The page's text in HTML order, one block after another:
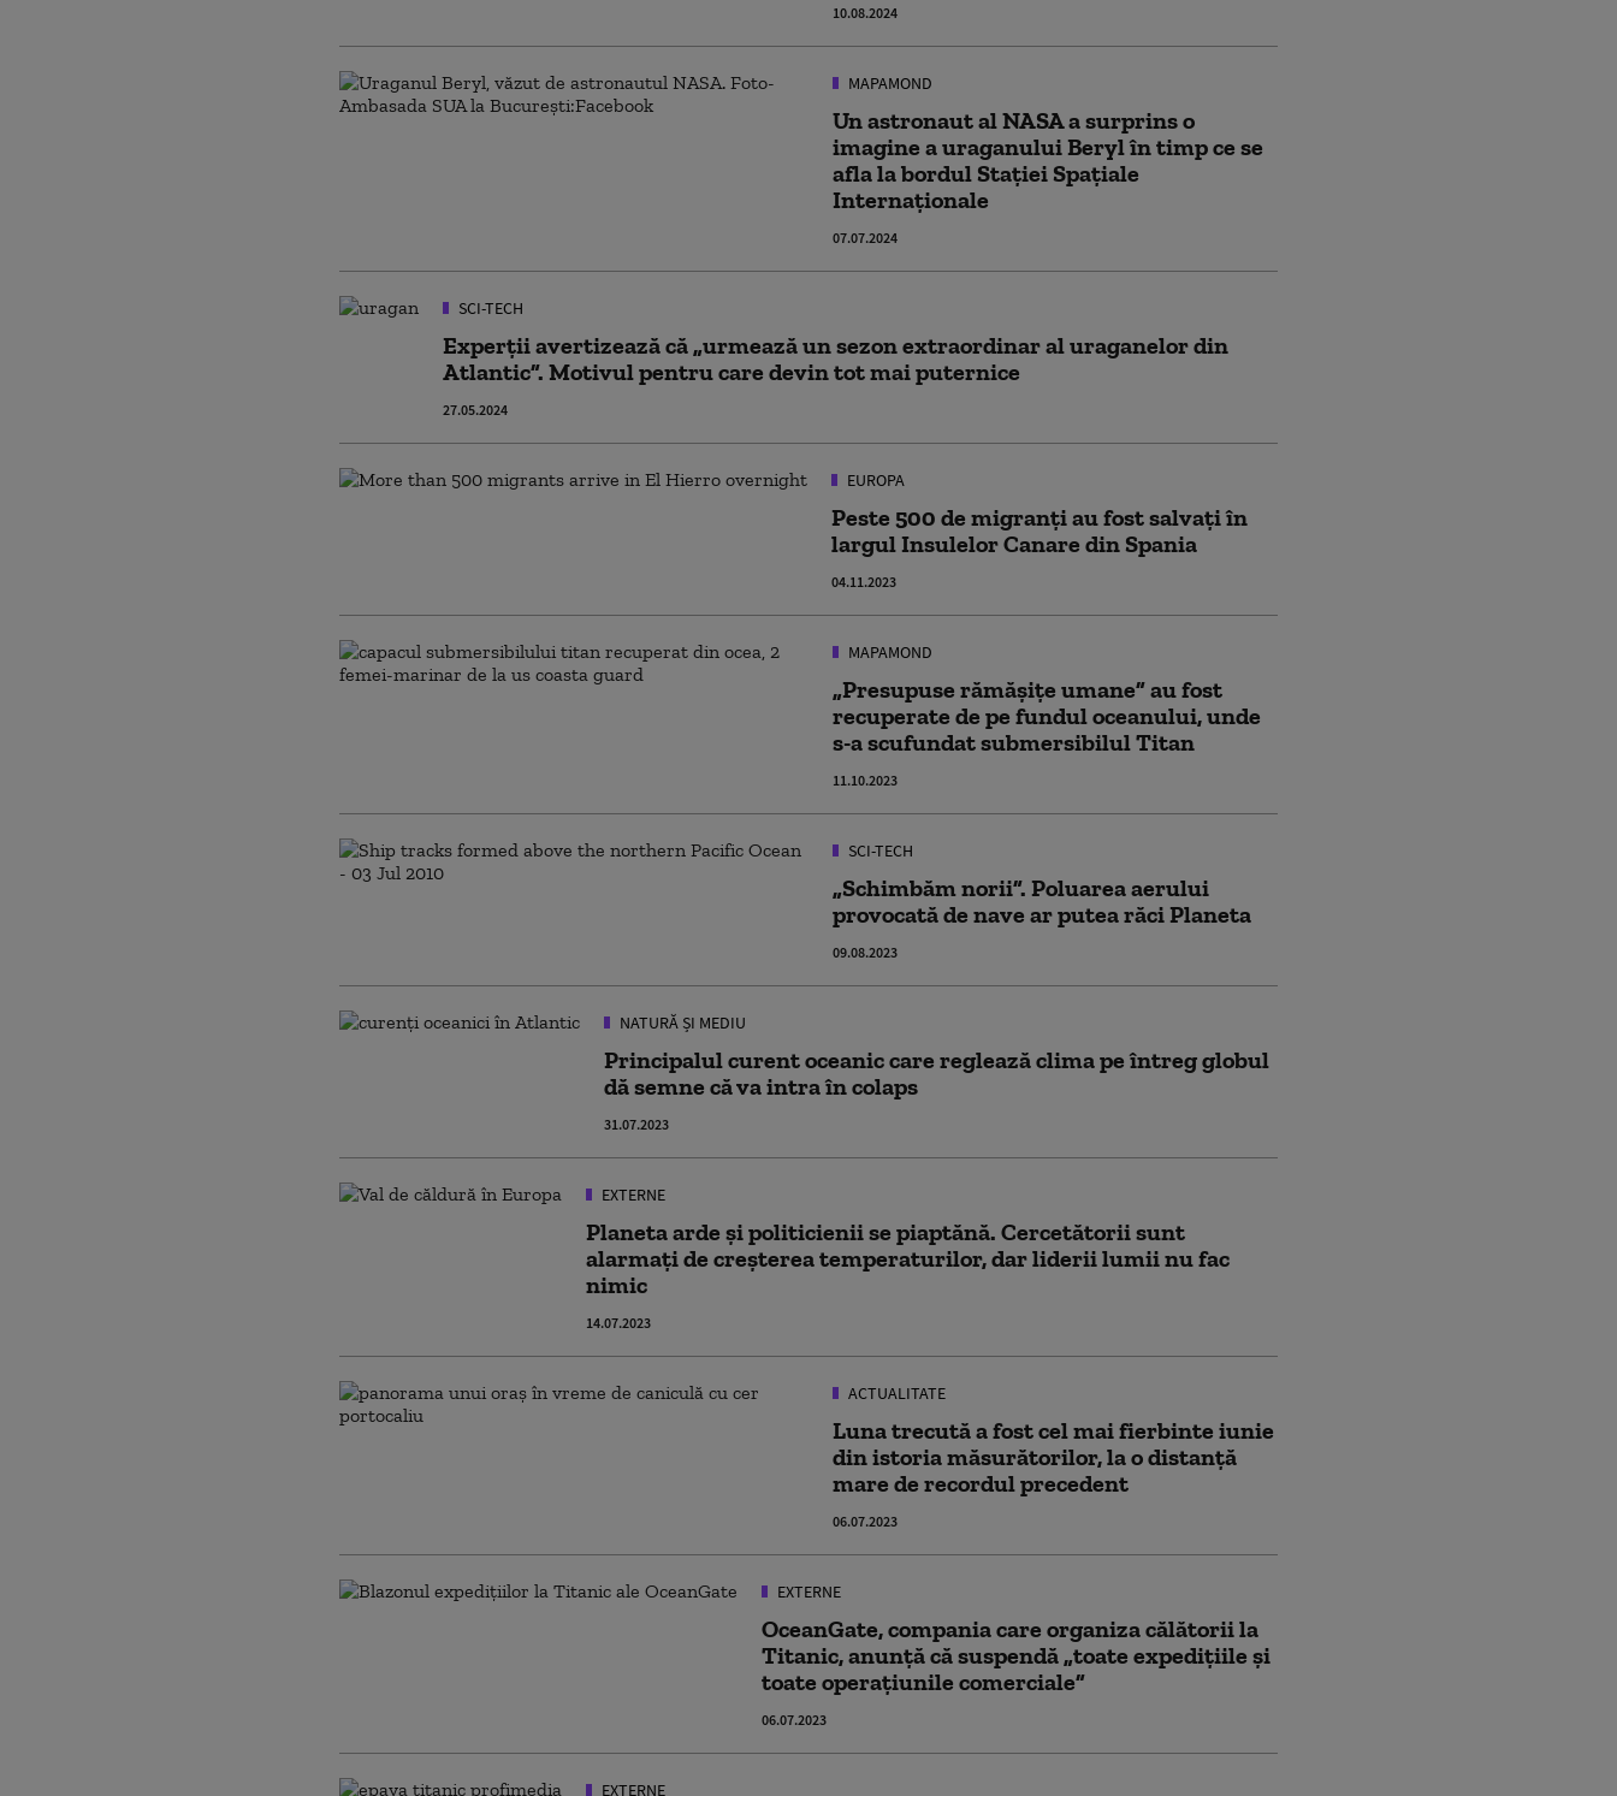
10.08.2024
MAPAMOND
Un astronaut al NASA a surprins o
imagine a uraganului Beryl în timp ce se
afla la bordul Stației Spațiale
Internaționale
07.07.2024
SCI-TECH
Experții avertizează că „urmează un sezon extraordinar al uraganelor din
Atlantic”. Motivul pentru care devin tot mai puternice
27.05.2024
EUROPA
Peste 500 de migranți au fost salvați în
largul Insulelor Canare din Spania
04.11.2023
MAPAMOND
„Presupuse rămăşiţe umane” au fost
recuperate de pe fundul oceanului, unde
s-a scufundat submersibilul Titan
11.10.2023
SCI-TECH
„Schimbăm norii”. Poluarea aerului
provocată de nave ar putea răci Planeta
09.08.2023
NATURĂ ȘI MEDIU
Principalul curent oceanic care reglează clima pe întreg globul
dă semne că va intra în colaps
31.07.2023
EXTERNE
Planeta arde și politicienii se piaptănă. Cercetătorii sunt
alarmați de creșterea temperaturilor, dar liderii lumii nu fac
nimic
14.07.2023
ACTUALITATE
Luna trecută a fost cel mai fierbinte iunie
din istoria măsurătorilor, la o distanță
mare de recordul precedent
06.07.2023
EXTERNE
OceanGate, compania care organiza călătorii la
Titanic, anunță că suspendă „toate expedițiile și
toate operațiunile comerciale”
06.07.2023
EXTERNE